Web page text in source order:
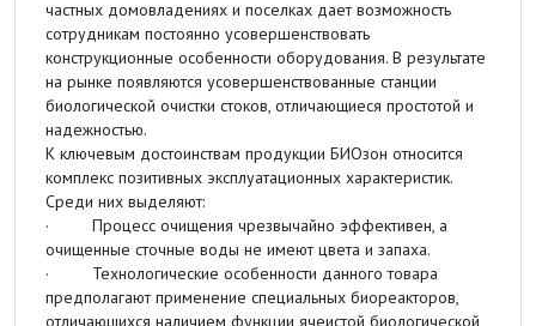
частных домовладениях и поселках дает возможность
сотрудникам постоянно усовершенствовать
конструкционные особенности оборудования. В результате
на рынке появляются усовершенствованные станции
биологической очистки стоков, отличающиеся простотой и
надежностью.
К ключевым достоинствам продукции БИОзон относится
комплекс позитивных эксплуатационных характеристик.
Среди них выделяют:
· Процесс очищения чрезвычайно эффективен, а
очищенные сточные воды не имеют цвета и запаха.
· Технологические особенности данного товара
предполагают применение специальных биореакторов,
отличающихся наличием функции ячеистой биологической